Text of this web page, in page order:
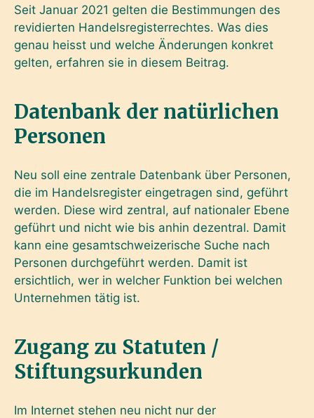
Seit Januar 2021 gelten die Bestimmungen des
revidierten Handelsregisterrechtes. Was dies
genau heisst und welche Änderungen konkret
gelten, erfahren sie in diesem Beitrag.
Datenbank der natürlichen
Personen
Neu soll eine zentrale Datenbank über Personen,
die im Handelsregister eingetragen sind, geführt
werden. Diese wird zentral, auf nationaler Ebene
geführt und nicht wie bis anhin dezentral. Damit
kann eine gesamtschweizerische Suche nach
Personen durchgeführt werden. Damit ist
ersichtlich, wer in welcher Funktion bei welchen
Unternehmen tätig ist.
Zugang zu Statuten /
Stiftungsurkunden
Im Internet stehen neu nicht nur der